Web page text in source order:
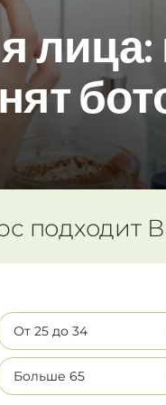
подходит
От 25 до 34
Больше 65